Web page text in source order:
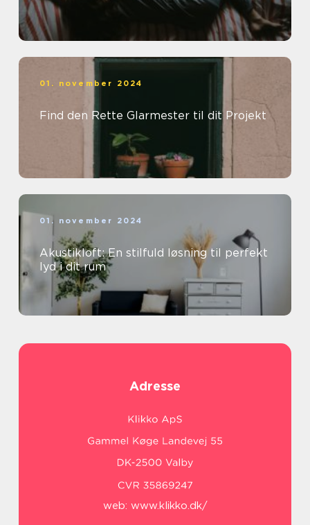
01. november 2024
Find den Rette Glarmester til dit Projekt
01. november 2024
Akustikloft: En stilfuld løsning til perfekt
lyd i dit rum
Adresse
web: www.klikko.dk/